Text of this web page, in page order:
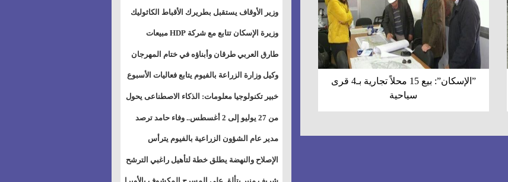
”الإسكان”: بيع 15 محلاً تجارية بـ4 قرى
سياحية
الأستاذ بجامعة هارفارد توسيع برامج التوعية
وزير الأوقاف يستقبل بطريرك الأقباط الكاثوليك
وزيرة الإسكان تتابع مع شركة HDP مبيعات
وتسويق مشروعات المدن الجديدة
طارق العربي طرقان وأبناؤه في ختام المهرجان
الصيفي للموسيقى والغناء بالمسرح المكشوف
وكيل وزارة الزراعة بالفيوم يتابع فعاليات الأسبوع
خبير تكنولوجيا معلومات: الذكاء الاصطناعى يحول
المستخدم إلى سلعة فى اقتصاد الانتباه
من 27 يوليو إلى 2 أغسطس.. وفاء حامد ترصد
تأثيرات أقوى الاتصالات الفلكية على الأبراج
مدير عام الشؤون الزراعية بالفيوم يترأس
الاجتماع الدوري لمتابعة الحصر الحيازي الجديدة
الإصلاح والنهضة يطلق خطة لتأهيل راغبي الترشح
للمجالس الشعبية المحلية ويستعرض خطط